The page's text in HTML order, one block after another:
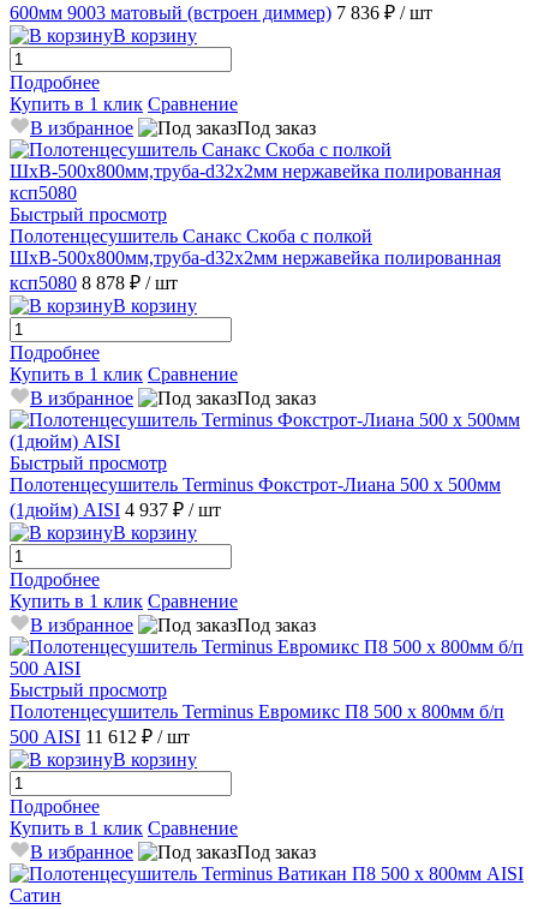
600мм 9003 матовый (встроен диммер) 7 836 ₽ / шт
В корзину
Подробнее
Купить в 1 клик Сравнение
В избранное
Под заказ
Быстрый просмотр
Полотенцесушитель Санакс Скоба с полкой
ШхВ-500х800мм,труба-d32x2мм нержавейка полированная
ксп5080 8 878 ₽ / шт
В корзину
Подробнее
Купить в 1 клик Сравнение
В избранное
Под заказ
Быстрый просмотр
Полотенцесушитель Terminus Фокстрот-Лиана 500 х 500мм
(1дюйм) AISI 4 937 ₽ / шт
В корзину
Подробнее
Купить в 1 клик Сравнение
В избранное
Под заказ
Быстрый просмотр
Полотенцесушитель Terminus Евромикс П8 500 х 800мм б/п
500 AISI 11 612 ₽ / шт
В корзину
Подробнее
Купить в 1 клик Сравнение
В избранное
Под заказ